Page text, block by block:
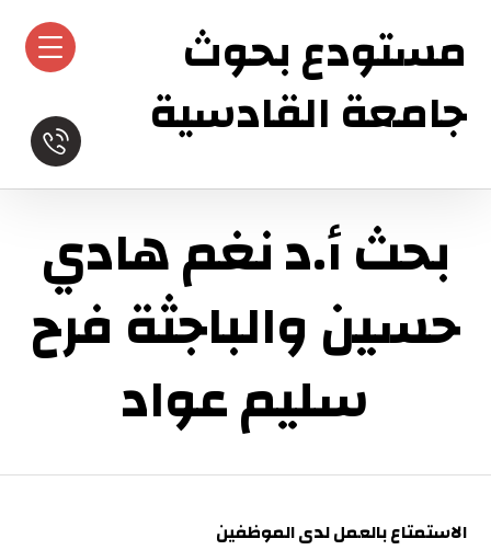
مستودع بحوث
جامعة القادسية
بحث أ.د نغم هادي
حسين والباجثة فرح
سليم عواد
الاستمتاع بالعمل لدى الموظفين